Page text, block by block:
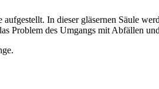
In dieser gläsernen Säule
Problem des Umgangs mit Abfällen